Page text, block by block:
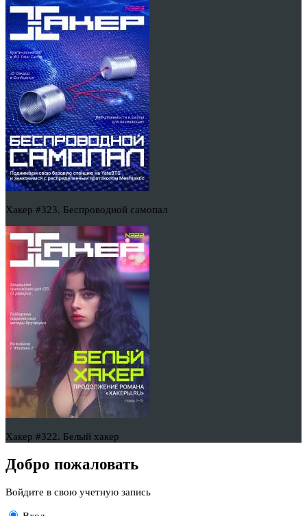
Хакер #323. Беспроводной самопал
Хакер #322. Белый хакер
Добро пожаловать
Войдите в свою учетную запись